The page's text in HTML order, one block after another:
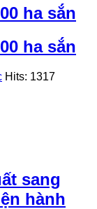
ha sắn
ha sắn
Hits: 1317
sang
hành